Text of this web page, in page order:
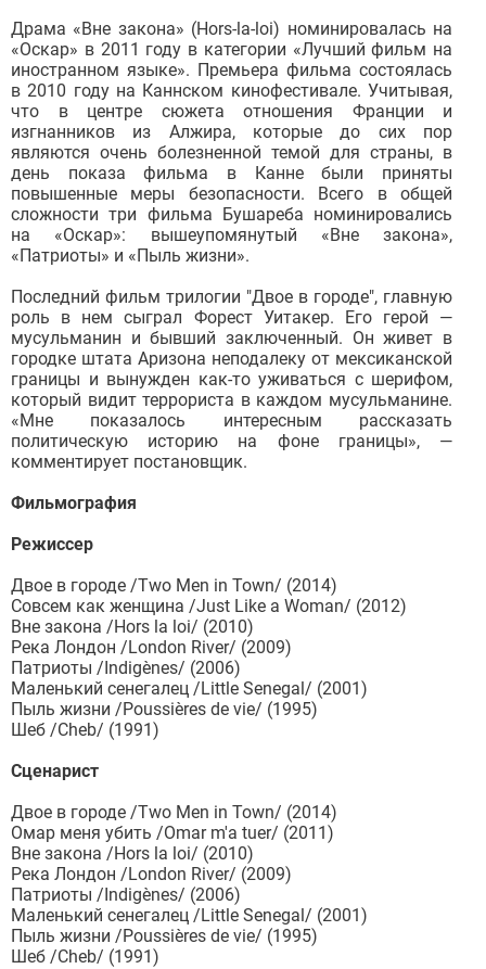
Драма «Вне закона» (Hors-la-loi) номинировалась на
«Оскар» в 2011 году в категории «Лучший фильм на
иностранном языке». Премьера фильма состоялась
в 2010 году на Каннском кинофестивале. Учитывая,
что в центре сюжета отношения Франции и
изгнанников из Алжира, которые до сих пор
являются очень болезненной темой для страны, в
день показа фильма в Канне были приняты
повышенные меры безопасности. Всего в общей
сложности три фильма Бушареба номинировались
на «Оскар»: вышеупомянутый «Вне закона»,
«Патриоты» и «Пыль жизни».
Последний фильм трилогии "Двое в городе", главную
роль в нем сыграл Форест Уитакер. Его герой —
мусульманин и бывший заключенный. Он живет в
городке штата Аризона неподалеку от мексиканской
границы и вынужден как-то уживаться с шерифом,
который видит террориста в каждом мусульманине.
«Мне показалось интересным рассказать
политическую историю на фоне границы», —
комментирует постановщик.
Фильмография
Режиссер
Двое в городе /Two Men in Town/ (2014)
Совсем как женщина /Just Like a Woman/ (2012)
Вне закона /Hors la loi/ (2010)
Река Лондон /London River/ (2009)
Патриоты /Indigènes/ (2006)
Маленький сенегалец /Little Senegal/ (2001)
Пыль жизни /Poussières de vie/ (1995)
Шеб /Cheb/ (1991)
Сценарист
Двое в городе /Two Men in Town/ (2014)
Омар меня убить /Omar m'a tuer/ (2011)
Вне закона /Hors la loi/ (2010)
Река Лондон /London River/ (2009)
Патриоты /Indigènes/ (2006)
Маленький сенегалец /Little Senegal/ (2001)
Пыль жизни /Poussières de vie/ (1995)
Шеб /Cheb/ (1991)